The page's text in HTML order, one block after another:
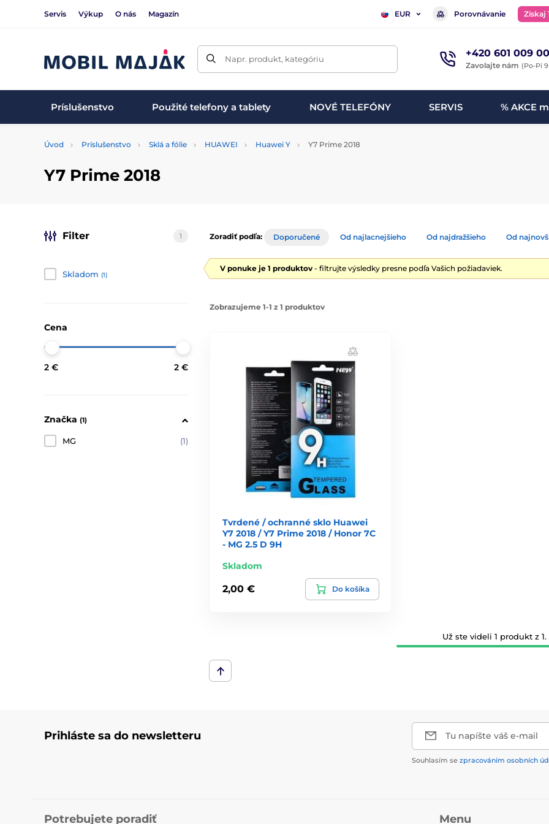
Servis Výkup O nás Magazín EUR Porovnávanie Získaj
Napr. produkt, kategóriu +420 601 009
Zavolajte nám (Po-Pi
Príslušenstvo Použité telefony a tablety NOVÉ TELEFÓNY SERVIS % AKCE
Úvod Príslušenstvo Sklá a fólie HUAWEI Huawei Y Y7 Prime 2018
Y7 Prime 2018
Filter 1
Skladom (1)
Cena
2 € 2 €
Značka (1)
MG (1)
Zoradiť podľa: Doporučené Od najlacnejšieho Od najdražšieho Od
V ponuke je 1 produktov - filtrujte výsledky presne podľa Vašich požiadaviek.
Zobrazujeme 1-1 z 1 produktov
Tvrdené / ochranné sklo Huawei
Y7 2018 / Y7 Prime 2018 / Honor 7C
- MG 2.5 D 9H
Skladom
2,00 € Do košíka
Už ste videli 1 produkt z 1.
Prihláste sa do newsletteru Tu napíšte váš e-mail
Souhlasím se zpracováním osobních
Potrebujete poradiť Menu